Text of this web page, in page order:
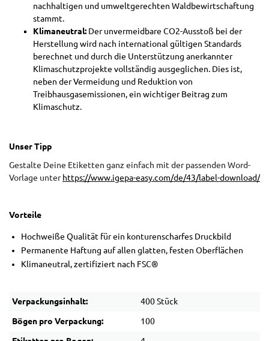
nachhaltigen und umweltgerechten Waldbewirtschaftung
stammt.
Klimaneutral: Der unvermeidbare CO2-Ausstoß bei der
Herstellung wird nach international gültigen Standards
berechnet und durch die Unterstützung anerkannter
Klimaschutzprojekte vollständig ausgeglichen. Dies ist,
neben der Vermeidung und Reduktion von
Treibhausgasemissionen, ein wichtiger Beitrag zum
Klimaschutz.
Unser Tipp
Gestalte Deine Etiketten ganz einfach mit der passenden Word-
Vorlage unterhttps://www.igepa-easy.com/de/43/label-download/
Vorteile
Hochweiße Qualität für ein konturenscharfes Druckbild
Permanente Haftung auf allen glatten, festen Oberflächen
Klimaneutral, zertifiziert nach FSC®
Verpackungsinhalt: 400 Stück
Bögen pro Verpackung: 100